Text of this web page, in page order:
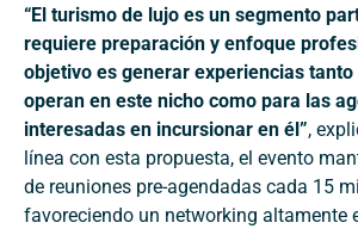
“El turismo de lujo es un segmento
requiere preparación y enfoque
objetivo es generar experiencias tanto
operan en este nicho como para las
interesadas en incursionar en él”,
línea con esta propuesta, el evento
de reuniones pre-agendadas cada 15
favoreciendo un networking altamente